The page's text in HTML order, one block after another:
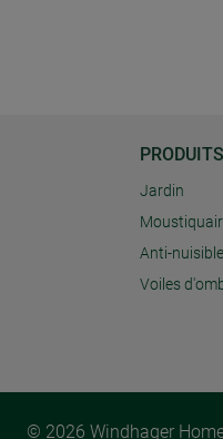
PRODUITS
Jardin
Anti-
Voiles
© 2026 Windhager